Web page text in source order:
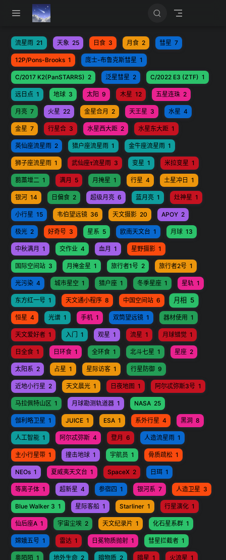
跳至主要內容
流星雨 21 天象 25 日食 3 月食 2 彗星 7
12P/Pons-Brooks 1 庞士-布鲁克斯彗星 1
C/2017 K2(PanSTARRS) 2 泛星彗星 2 C/2022 E3 (ZTF) 1
远日点 1 地球 3 太阳 9 木星 12 五星连珠 2
月亮 7 火星 22 金星合月 2 天王星 3 水星 4
金星 7 行星合 3 水星西大距 2 水星东大距 1
英仙座流星雨 2 猎户座流星雨 1 金牛座流星雨 1
狮子座流星雨 1 武仙座τ流星雨 3 变星 1 米拉变星 1
蒭藁增二 1 满月 5 月掩星 1 行星 4 土星冲日 1
银河 14 日偏食 2 超级月亮 6 蓝月亮 1 灶神星 1
小行星 15 韦伯望远镜 36 天文摄影 20 APOY 2
极光 2 好奇号 3 星系 5 欧南天文台 1 月球 13
中秋满月 1 交作业 4 血月 1 星野摄影 1
国际空间站 3 月掩金星 1 旅行者1号 2 旅行者2号 1
光污染 4 城市星空 1 猎户座 1 冬季星座 1 星轨 1
东方红一号 1 天文通小程序 8 中国空间站 6 月相 5
恒星 4 光谱 1 手机 1 双筒望远镜 1 器材使用 1
天文爱好者 1 入门 1 观星 1 流星 1 月球错觉 1
日全食 1 日环食 1 全环食 1 北斗七星 1 星座 2
太阳系 2 占星 1 星际访客 1 行星防御 9
近地小行星 2 天文晨光 1 日夜地图 1 阿尔忒弥斯3号 1
马拉佩特山区 1 月球勘测轨道器 1 NASA 25
伽利略卫星 1 JUICE 1 ESA 1 系外行星 4 黑洞 8
人工智能 1 阿尔忒弥斯 4 登月 6 人造流星雨 1
主小行星带 1 撞击地球 1 宇航员 1 骨质疏松 1
NEOs 1 夏威夷天文台 1 SpaceX 2 日珥 1
等离子体 1 超新星 4 参宿四 1 银河系 7 人造卫星 3
Blue Walker 3 1 星际客船 1 Starliner 1 行星演化 1
仙后座A 1 宇宙尘埃 2 天文纪录片 1 化石星系群 1
嫦娥五号 1 雷达 1 日冕物质抛射 1 彗星拦截者 1
奥陌陌 1 地外生命 2 暗物质 2 暗星 1 火流星 1